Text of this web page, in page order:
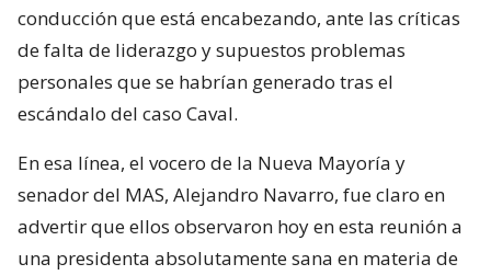
conducción que está encabezando, ante las críticas
de falta de liderazgo y supuestos problemas
personales que se habrían generado tras el
escándalo del caso Caval.
En esa línea, el vocero de la Nueva Mayoría y
senador del MAS, Alejandro Navarro, fue claro en
advertir que ellos observaron hoy en esta reunión a
una presidenta absolutamente sana en materia de